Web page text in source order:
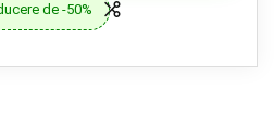
de -50%